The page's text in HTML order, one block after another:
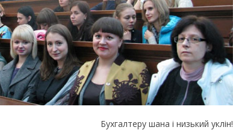
Бухгалтеру шана і низький уклін!